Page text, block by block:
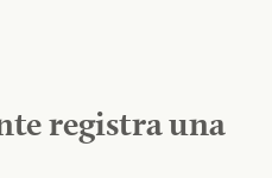
registra una